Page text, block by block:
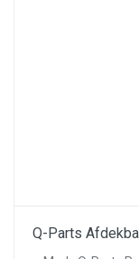
Q-Parts